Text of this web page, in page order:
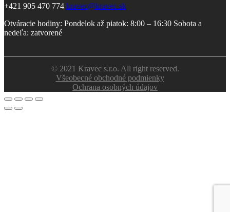
+421 905 470 774 kravec@kravec.sk
Otváracie hodiny: Pondelok až piatok: 8:00 – 16:30 Sobota a
nedeľa: zatvorené
© 2021 Kravec s.r.o. All right reserved.
Všeobecné obchodné podmienky
Ochrana osobných údajov